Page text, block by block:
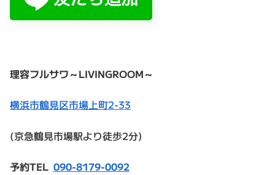
理容フルサワ～LIVINGROOM～
横浜市鶴見区市場上町2-33
(京急鶴見市場駅より徒歩2分)
予約TEL 090-8179-0092